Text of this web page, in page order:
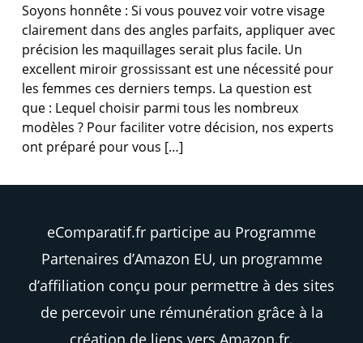
Soyons honnête : Si vous pouvez voir votre visage
clairement dans des angles parfaits, appliquer avec
précision les maquillages serait plus facile. Un
excellent miroir grossissant est une nécessité pour
les femmes ces derniers temps. La question est
que : Lequel choisir parmi tous les nombreux
modèles ? Pour faciliter votre décision, nos experts
ont préparé pour vous […]
eComparatif.fr participe au Programme
Partenaires d’Amazon EU, un programme
d’affiliation conçu pour permettre à des sites
de percevoir une rémunération grâce à la
création de liens vers Amazon.fr.